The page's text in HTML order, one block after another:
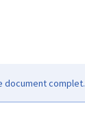
document complet.